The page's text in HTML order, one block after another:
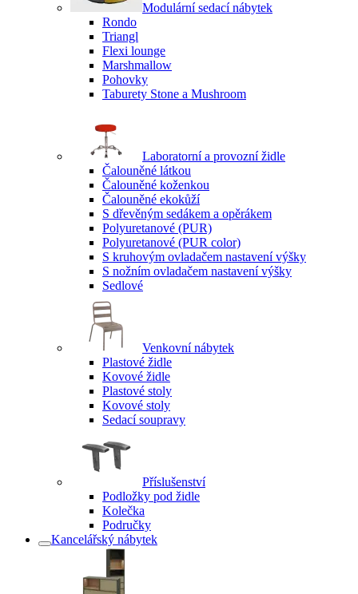
Modulární sedací nábytek
Rondo
Triangl
Flexi lounge
Marshmallow
Pohovky
Taburety Stone a Mushroom
Laboratorní a provozní židle
Čalouněné látkou
Čalouněné koženkou
Čalouněné ekokůží
S dřevěným sedákem a opěrákem
Polyuretanové (PUR)
Polyuretanové (PUR color)
S kruhovým ovladačem nastavení výšky
S nožním ovladačem nastavení výšky
Sedlové
Venkovní nábytek
Plastové židle
Kovové židle
Plastové stoly
Kovové stoly
Sedací soupravy
Příslušenství
Podložky pod židle
Kolečka
Područky
Kancelářský nábytek